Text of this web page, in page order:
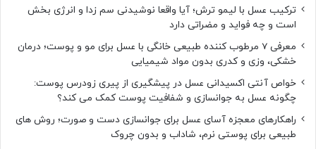
ترکیب عسل با لیمو ترش؛ آیا واقعا نوشیدنی سم زدا و انرژی بخش
است و چه فواید و مضراتی دارد
معرفی 7 مرطوب کننده طبیعی خانگی با عسل برای مو و پوست؛ درمان
خشکی، وزی و کدری بدون مواد شیمیایی
خواص آنتی اکسیدانی عسل در پیشگیری از پیری زودرس پوست:
چگونه عسل به جوانسازی و شفافیت پوست کمک می کند؟
راهکارهای معجزه آسای عسل برای جوانسازی دست و صورت؛ روش های
طبیعی برای پوستی نرم، شاداب و بدون چروک